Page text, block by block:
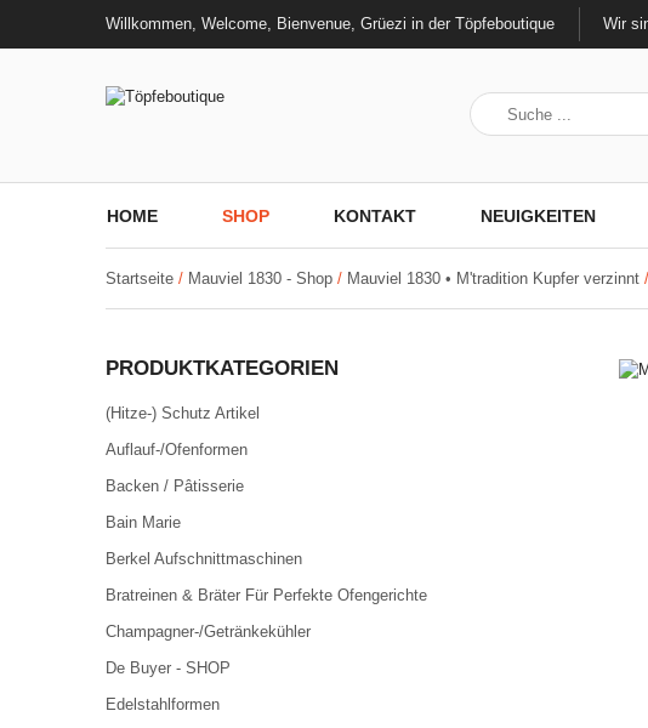
Willkommen, Welcome, Bienvenue, Grüezi in der Töpfeboutique Wir
HOME SHOP KONTAKT NEUIGKEITEN
Startseite / Mauviel 1830 - Shop / Mauviel 1830 • M'tradition Kupfer verzinnt
PRODUKTKATEGORIEN
(Hitze-) Schutz Artikel
Auflauf-/Ofenformen
Backen / Pâtisserie
Bain Marie
Berkel Aufschnittmaschinen
Bratreinen & Bräter Für Perfekte Ofengerichte
Champagner-/Getränkekühler
De Buyer - SHOP
Edelstahlformen